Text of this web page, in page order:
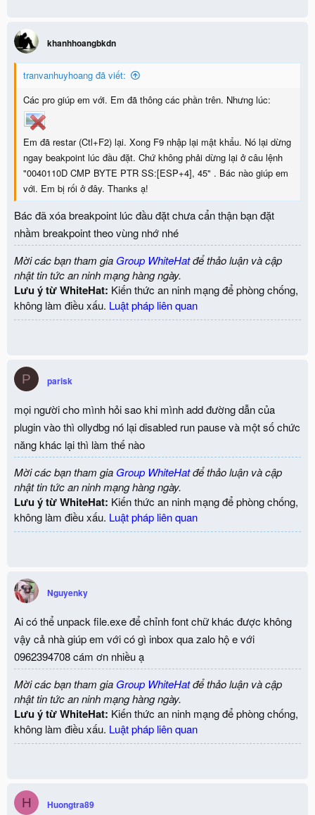
khanhhoangbkdn
tranvanhuyhoang đã viết:
Các pro giúp em với. Em đã thông các phần trên. Nhưng lúc:
Em đã restar (Ctl+F2) lại. Xong F9 nhập lại mật khẩu. Nó lại dừng
ngay beakpoint lúc đầu đặt. Chứ không phải dừng lại ở câu lệnh
"0040110D CMP BYTE PTR SS:[ESP+4], 45" . Bác nào giúp em
với. Em bị rối ở đây. Thanks ạ!
Bác đã xóa breakpoint lúc đầu đặt chưa cẩn thận bạn đặt
nhầm breakpoint theo vùng nhớ nhé
Mời các bạn tham gia Group WhiteHatđể thảo luận và cập
nhật tin tức an ninh mạng hàng ngày.
Lưu ý từ WhiteHat: Kiến thức an ninh mạng để phòng chống,
không làm điều xấu. Luật pháp liên quan
P parisk
mọi người cho mình hỏi sao khi mình add đường dẫn của
plugin vào thì ollydbg nó lại disabled run pause và một số chức
năng khác lại thì làm thế nào
Mời các bạn tham gia Group WhiteHatđể thảo luận và cập
nhật tin tức an ninh mạng hàng ngày.
Lưu ý từ WhiteHat: Kiến thức an ninh mạng để phòng chống,
không làm điều xấu. Luật pháp liên quan
Nguyenky
Ai có thể unpack file.exe để chỉnh font chữ khác được không
vậy cả nhà giúp em với có gì inbox qua zalo hộ e với
0962394708 cám ơn nhiều ạ
Mời các bạn tham gia Group WhiteHatđể thảo luận và cập
nhật tin tức an ninh mạng hàng ngày.
Lưu ý từ WhiteHat: Kiến thức an ninh mạng để phòng chống,
không làm điều xấu. Luật pháp liên quan
H Huongtra89